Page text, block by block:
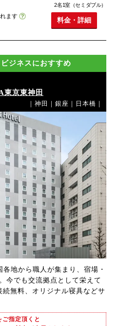
ます
2名1室（セミダブル）
料金・詳細
ジネスにおすすめ
東京東神田
｜神田｜銀座｜日本橋｜
地から職人が集まり、宿場・
今でも交流拠点として栄えて
無料、オリジナル寝具などサ
ご指定頂くと